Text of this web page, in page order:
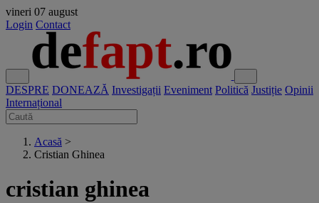
vineri 07 august
Login Contact
DESPRE DONEAZĂ Investigații Eveniment Politică Justiție Opinii
Internațional
Acasă >
Cristian Ghinea
cristian ghinea